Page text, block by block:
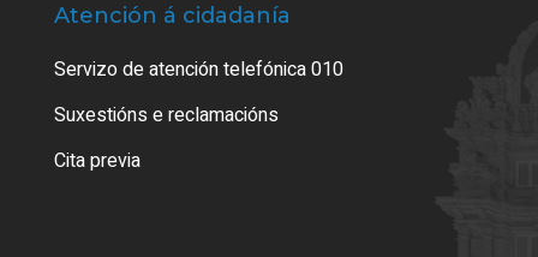
Atención á cidadanía
Servizo de atención telefónica 010
Suxestións e reclamacións
Cita previa